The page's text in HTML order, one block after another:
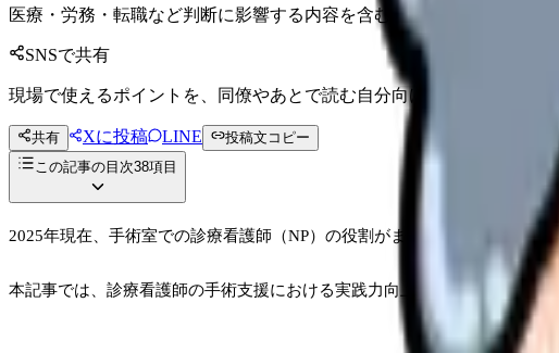
医療・労務・転職など判断に影響する内容を含むため、制度やサー
SNSで共有
現場で使えるポイントを、同僚やあとで読む自分向けに残せます。
共有 Xに投稿 LINE
投稿文コピー
この記事の目次38項目
2025年現在、手術室での診療看護師（NP）の役割がますます重要性を増し
本記事では、診療看護師の手術支援における実践力向上に焦点を当て、必